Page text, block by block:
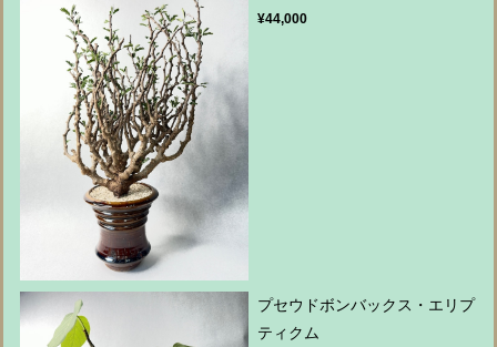
¥44,000
プセウドボンバックス・エリプ
ティクム